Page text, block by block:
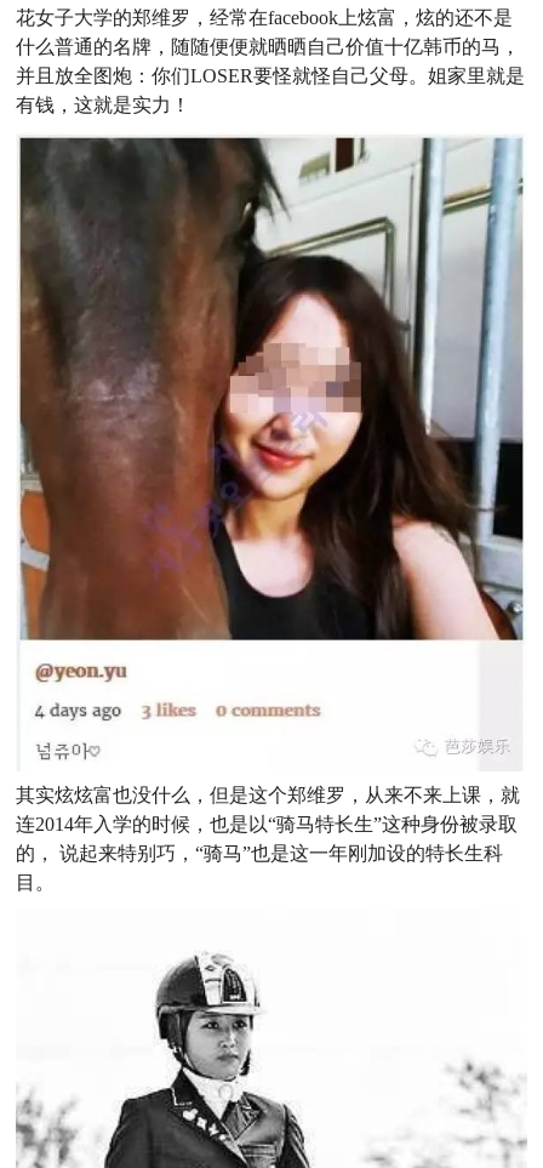
花女子大学的郑维罗，经常在facebook上炫富，炫的还不是
什么普通的名牌，随随便便就晒晒自己价值十亿韩币的马，
并且放全图炮：你们LOSER要怪就怪自己父母。姐家里就是
有钱，这就是实力！
其实炫炫富也没什么，但是这个郑维罗，从来不来上课，就
连2014年入学的时候，也是以“骑马特长生”这种身份被录取
的， 说起来特别巧，“骑马”也是这一年刚加设的特长生科
目。